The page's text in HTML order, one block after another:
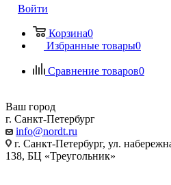
Войти
Корзина0
Избранные товары0
Сравнение товаров0
Ваш город
г. Санкт-Петербург
info@nordt.ru
г. Санкт-Петербург, ул.
138, БЦ «Треугольник»